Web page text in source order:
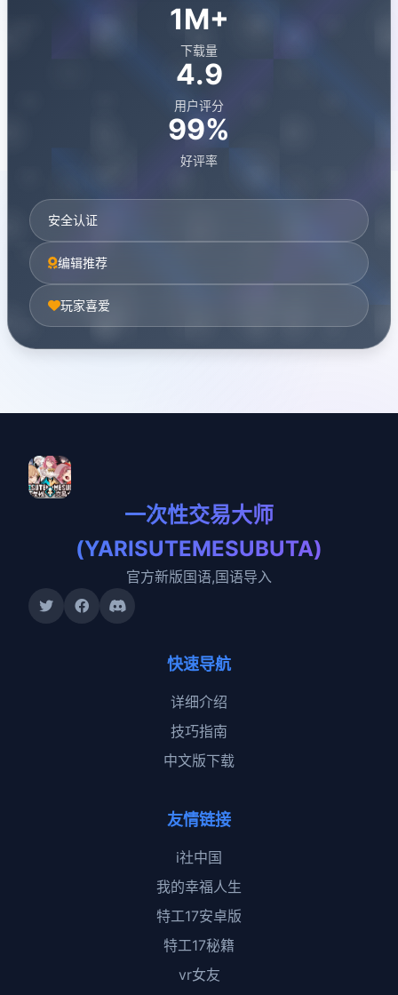
1M+
下载量
4.9
用户评分
99%
好评率
安全认证
编辑推荐
玩家喜爱
一次性交易大师
(YARISUTEMESUBUTA)
官方新版国语,国语导入
快速导航
详细介绍
技巧指南
中文版下载
友情链接
i社中国
我的幸福人生
特工17安卓版
特工17秘籍
vr女友